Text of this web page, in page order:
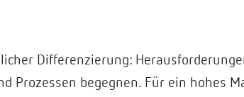
Differenzierung:
Prozessen begegnen. Für ein hohes